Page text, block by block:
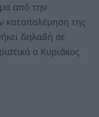
από την
καταπολέμηση της
δηλαδή σε
ο Κυριάκος